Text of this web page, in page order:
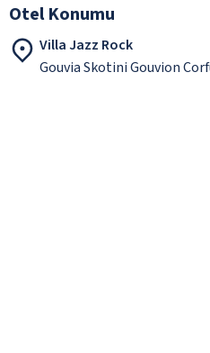
Otel Konumu
Villa Jazz Rock
Gouvia Skotini Gouvion